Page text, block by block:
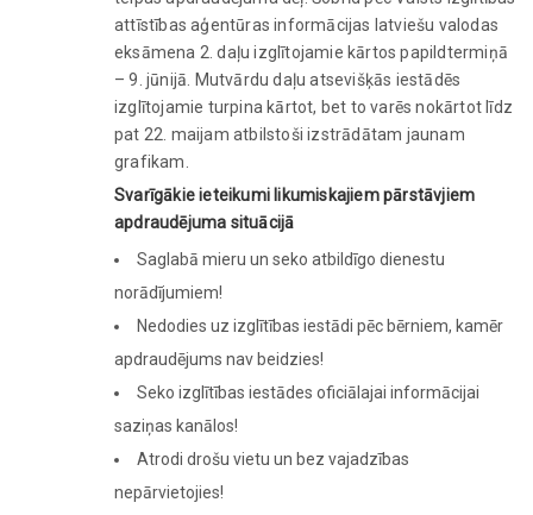
attīstības aģentūras informācijas latviešu valodas
eksāmena 2. daļu izglītojamie kārtos papildtermiņā
– 9. jūnijā. Mutvārdu daļu atsevišķās iestādēs
izglītojamie turpina kārtot, bet to varēs nokārtot līdz
pat 22. maijam atbilstoši izstrādātam jaunam
grafikam.
Svarīgākie ieteikumi likumiskajiem pārstāvjiem
apdraudējuma situācijā
Saglabā mieru un seko atbildīgo dienestu
norādījumiem!
Nedodies uz izglītības iestādi pēc bērniem, kamēr
apdraudējums nav beidzies!
Seko izglītības iestādes oficiālajai informācijai
saziņas kanālos!
Atrodi drošu vietu un bez vajadzības
nepārvietojies!